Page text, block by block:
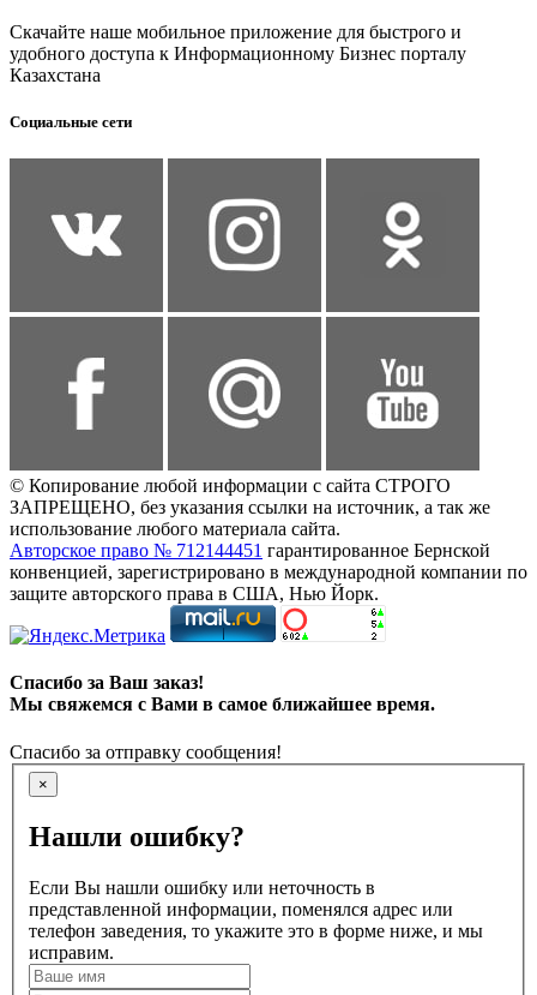
Скачайте наше мобильное приложение для быстрого и
удобного доступа к Информационному Бизнес порталу
Казахстана
Социальные сети
© Копирование любой информации с сайта СТРОГО
ЗАПРЕЩЕНО, без указания ссылки на источник, а так же
использование любого материала сайта.
Авторское право № 712144451 гарантированное Бернской
конвенцией, зарегистрировано в международной компании по
защите авторского права в США, Нью Йорк.
Спасибо за Ваш заказ!
Мы свяжемся с Вами в самое ближайшее время.
Спасибо за отправку сообщения!
×
Нашли ошибку?
Если Вы нашли ошибку или неточность в
представленной информации, поменялся адрес или
телефон заведения, то укажите это в форме ниже, и мы
исправим.